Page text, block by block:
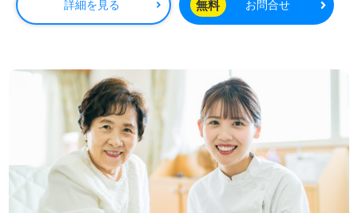
ろん、これからケアマネージャーを目指される方も幅広く
募集します。居宅介護支援事業所での勤務経験は問いませ
ージャーとしての専門性を高めたい』『介護業界での夢や
想いをカタチにしたい、自分らしいキャリアを描きたい』
『転職でキャリアチェンジを実現したい、施設形態や環境
を変えて働きたい』等の方も大歓迎です。こちらの求人は
＜ケアマネージャー紹介専任コンサルタント＞より、募集
詳細等をご案内します。お問い合わせも遠慮なくお願いし
ます。
医療/福祉業界の正社員/パート求人探しは【ウィルオブ介
詳細を見る 無料 お問合せ